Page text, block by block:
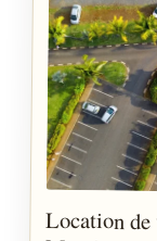
Location
Maurice :